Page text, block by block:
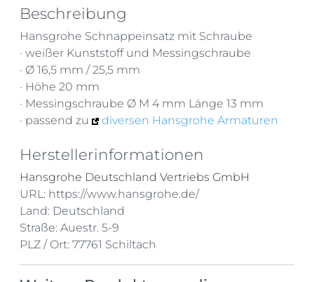
Beschreibung
Hansgrohe Schnappeinsatz mit Schraube
· weißer Kunststoff und Messingschraube
· Ø 16,5 mm / 25,5 mm
· Höhe 20 mm
· Messingschraube Ø M 4 mm Länge 13 mm
· passend zu
diversen Hansgrohe Armaturen
Herstellerinformationen
Hansgrohe Deutschland Vertriebs GmbH
URL: https://www.hansgrohe.de/
Land: Deutschland
Straße: Auestr. 5-9
PLZ / Ort: 77761 Schiltach